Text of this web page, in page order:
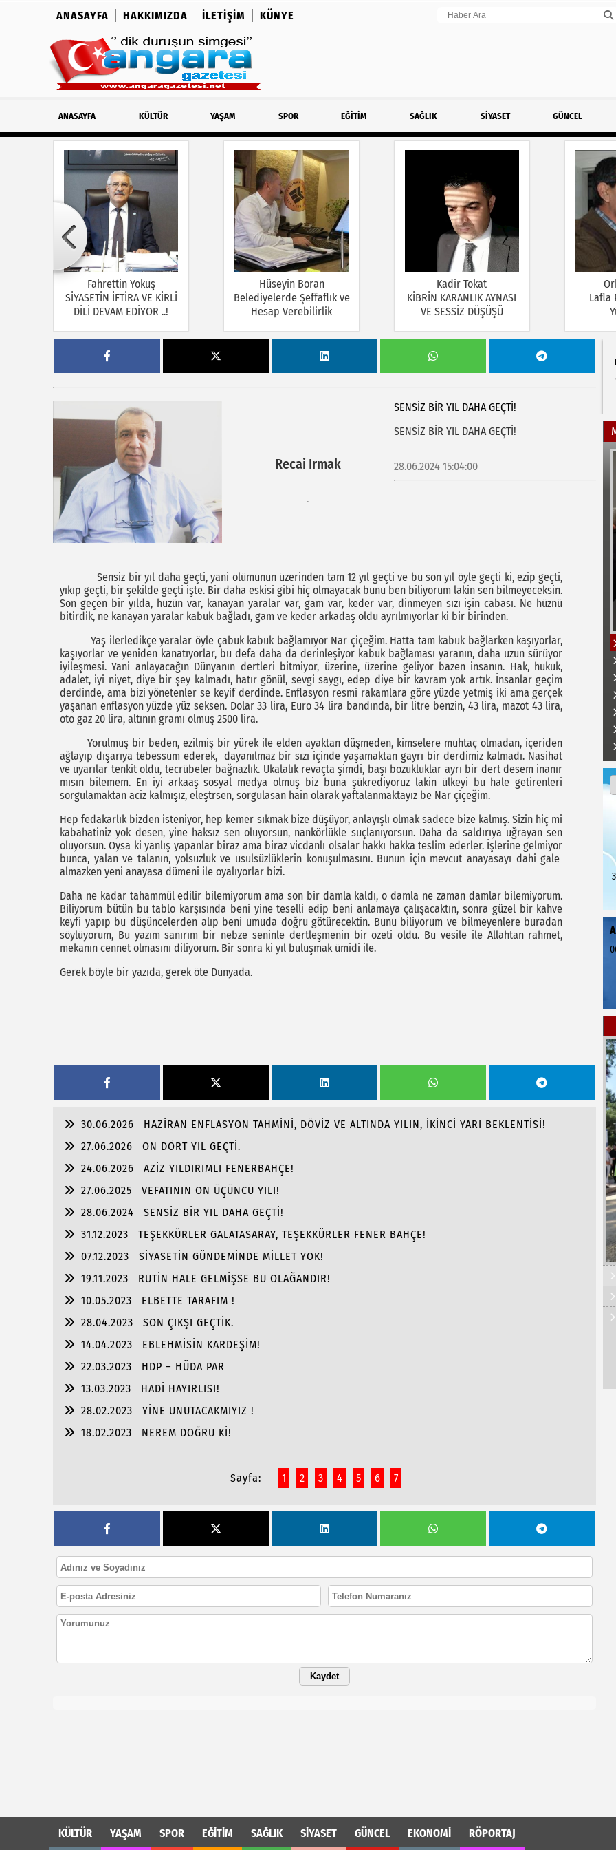
ANASAYFA HAKKIMIZDA İLETIŞIM KÜNYE
ANASAYFA KÜLTÜR YAŞAM SPOR EĞİTİM SAĞLIK SİYASET GÜNCEL
Fahrettin Yokuş
SİYASETİN İFTİRA VE KİRLİ
DİLİ DEVAM EDİYOR ..!
Hüseyin Boran
Belediyelerde Şeffaflık ve
Hesap Verebilirlik
Kadir Tokat
KİBRİN KARANLIK AYNASI
VE SESSİZ DÜŞÜŞÜ
Lafla
Recai Irmak
SENSİZ BİR YIL DAHA GEÇTİ!
SENSİZ BİR YIL DAHA GEÇTİ!
28.06.2024 15:04:00
Sensiz bir yıl daha geçti, yani ölümünün üzerinden tam 12 yıl geçti ve bu son yıl öyle geçti ki, ezip geçti,
yıkıp geçti, bir şekilde geçti işte. Bir daha eskisi gibi hiç olmayacak bunu ben biliyorum lakin sen bilmeyeceksin.
Son geçen bir yılda, hüzün var, kanayan yaralar var, gam var, keder var, dinmeyen sızı işin cabası. Ne hüznü
bitirdik, ne kanayan yaralar kabuk bağladı, gam ve keder arkadaş oldu ayrılmıyorlar ki bir birinden.
Yaş ilerledikçe yaralar öyle çabuk kabuk bağlamıyor Nar çiçeğim. Hatta tam kabuk bağlarken kaşıyorlar,
kaşıyorlar ve yeniden kanatıyorlar, bu defa daha da derinleşiyor kabuk bağlaması yaranın, daha uzun sürüyor
iyileşmesi. Yani anlayacağın Dünyanın dertleri bitmiyor, üzerine, üzerine geliyor bazen insanın. Hak, hukuk,
adalet, iyi niyet, diye bir şey kalmadı, hatır gönül, sevgi saygı, edep diye bir kavram yok artık. İnsanlar geçim
derdinde, ama bizi yönetenler se keyif derdinde. Enflasyon resmi rakamlara göre yüzde yetmiş iki ama gerçek
yaşanan enflasyon yüzde yüz seksen. Dolar 33 lira, Euro 34 lira bandında, bir litre benzin, 43 lira, mazot 43 lira,
oto gaz 20 lira, altının gramı olmuş 2500 lira.
Yorulmuş bir beden, ezilmiş bir yürek ile elden ayaktan düşmeden, kimselere muhtaç olmadan, içeriden
ağlayıp dışarıya tebessüm ederek, dayanılmaz bir sızı içinde yaşamaktan gayrı bir derdimiz kalmadı. Nasihat
ve uyarılar tenkit oldu, tecrübeler bağnazlık. Ukalalık revaçta şimdi, başı bozukluklar ayrı bir dert desem inanır
mısın bilemem. En iyi arkaaş sosyal medya olmuş biz buna şükrediyoruz lakin ülkeyi bu hale getirenleri
sorgulamaktan aciz kalmışız, eleştrsen, sorgulasan hain olarak yaftalanmaktayız be Nar çiçeğim.
Hep fedakarlık bizden isteniyor, hep kemer sıkmak bize düşüyor, anlayışlı olmak sadece bize kalmış. Sizin hiç mi
kabahatiniz yok desen, yine haksız sen oluyorsun, nankörlükle suçlanıyorsun. Daha da saldırıya uğrayan sen
oluyorsun. Oysa ki yanlış yapanlar biraz ama biraz vicdanlı olsalar hakkı hakka teslim ederler. İşlerine gelmiyor
bunca, yalan ve talanın, yolsuzluk ve usulsüzlüklerin konuşulmasını. Bunun için mevcut anayasayı dahi gale
almazken yeni anayasa dümeni ile oyalıyorlar bizi.
Daha ne kadar tahammül edilir bilemiyorum ama son bir damla kaldı, o damla ne zaman damlar bilemiyorum.
Biliyorum bütün bu tablo karşısında beni yine teselli edip beni anlamaya çalışacaktın, sonra güzel bir kahve
keyfi yapıp bu düşüncelerden alıp beni umuda doğru götürecektin. Bunu biliyorum ve bilmeyenlere buradan
söylüyorum, Bu yazım sanırım bir nebze seninle dertleşmenin bir özeti oldu. Bu vesile ile Allahtan rahmet,
mekanın cennet olmasını diliyorum. Bir sonra ki yıl buluşmak ümidi ile.
Gerek böyle bir yazıda, gerek öte Dünyada.
30.06.2026
HAZİRAN ENFLASYON TAHMİNİ, DÖVİZ VE ALTINDA YILIN, İKİNCİ YARI BEKLENTİSİ!
27.06.2026
ON DÖRT YIL GEÇTİ.
24.06.2026
AZİZ YILDIRIMLI FENERBAHÇE!
27.06.2025
VEFATININ ON ÜÇÜNCÜ YILI!
28.06.2024
SENSİZ BİR YIL DAHA GEÇTİ!
31.12.2023
TEŞEKKÜRLER GALATASARAY, TEŞEKKÜRLER FENER BAHÇE!
07.12.2023
SİYASETİN GÜNDEMİNDE MİLLET YOK!
19.11.2023
RUTİN HALE GELMİŞSE BU OLAĞANDIR!
10.05.2023
ELBETTE TARAFIM !
28.04.2023
SON ÇIKŞI GEÇTİK.
14.04.2023
EBLEHMİSİN KARDEŞİM!
22.03.2023
HDP – HÜDA PAR
13.03.2023
HADİ HAYIRLISI!
28.02.2023
YİNE UNUTACAKMIYIZ !
18.02.2023
NEREM DOĞRU Kİ!
Sayfa: 1 2 3 4 5 6 7
Kaydet
KÜLTÜR YAŞAM SPOR EĞİTİM SAĞLIK SİYASET GÜNCEL EKONOMİ RÖPORTAJ